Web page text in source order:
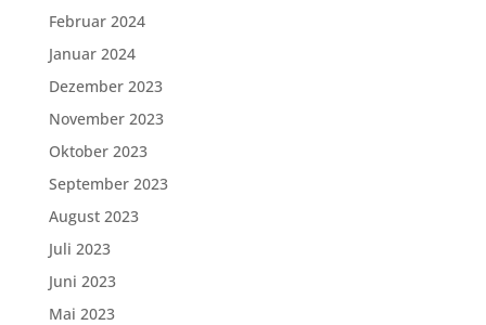
Februar 2024
Januar 2024
Dezember 2023
November 2023
Oktober 2023
September 2023
August 2023
Juli 2023
Juni 2023
Mai 2023